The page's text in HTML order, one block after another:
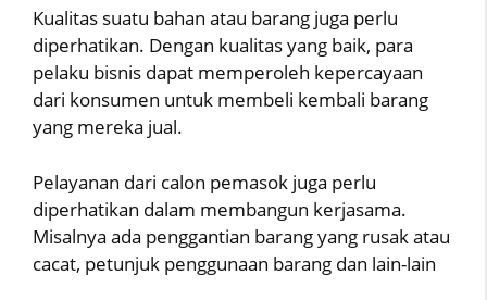
Kualitas suatu bahan atau barang juga perlu
diperhatikan. Dengan kualitas yang baik, para
pelaku bisnis dapat memperoleh kepercayaan
dari konsumen untuk membeli kembali barang
yang mereka jual.
Pelayanan dari calon pemasok juga perlu
diperhatikan dalam membangun kerjasama.
Misalnya ada penggantian barang yang rusak atau
cacat, petunjuk penggunaan barang dan lain-lain